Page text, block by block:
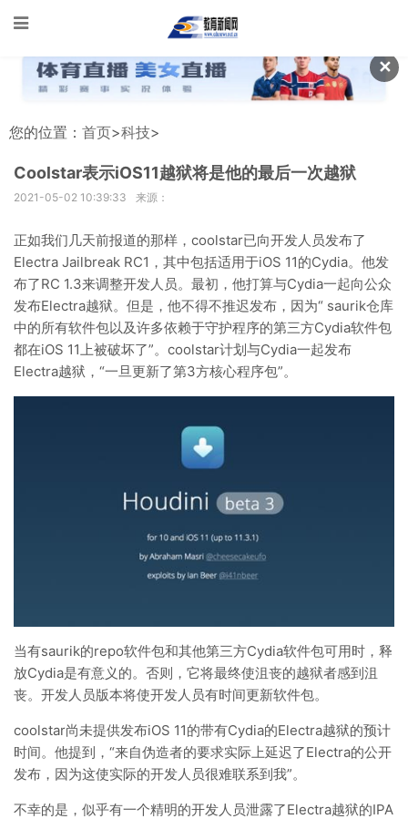
✕
您的位置： 首页>科技>
Coolstar表示iOS11越狱将是他的最后一次越狱
2021-05-02 10:39:33 来源：
正如我们几天前报道的那样，coolstar已向开发人员发布了
Electra Jailbreak RC1，其中包括适用于iOS 11的Cydia。他发
布了RC 1.3来调整开发人员。最初，他打算与Cydia一起向公众
发布Electra越狱。但是，他不得不推迟发布，因为“ saurik仓库
中的所有软件包以及许多依赖于守护程序的第三方Cydia软件包
都在iOS 11上被破坏了”。coolstar计划与Cydia一起发布
Electra越狱，“一旦更新了第3方核心程序包”。
当有saurik的repo软件包和其他第三方Cydia软件包可用时，释
放Cydia是有意义的。否则，它将最终使沮丧的越狱者感到沮
丧。开发人员版本将使开发人员有时间更新软件包。
coolstar尚未提供发布iOS 11的带有Cydia的Electra越狱的预计
时间。他提到，“来自伪造者的要求实际上延迟了Electra的公开
发布，因为这使实际的开发人员很难联系到我”。
不幸的是，似乎有一个精明的开发人员泄露了Electra越狱的IPA